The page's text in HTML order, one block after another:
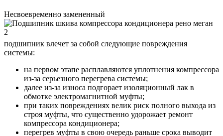
Несвоевременно замененный
подшипник влечет за собой следующие повреждения
системы:
на первом этапе расплавляются уплотнения компрессора
из-за серьезного перегрева системы;
далее из-за износа подгорает изоляционный лак в
обмотке электромагнитной муфты;
при таких повреждениях велик риск полного выхода из
строя муфты, что существенно удорожает ремонт
компрессора кондиционера;
перегрев муфты в свою очередь раньше срока выводит